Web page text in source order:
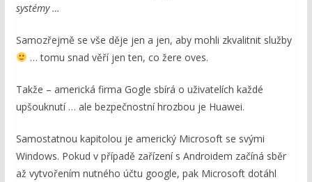
systémy …
Samozřejmě se vše děje jen a jen, aby mohli zkvalitnit služby
… tomu snad věří jen ten, co žere oves.
Takže – americká firma Gogle sbírá o uživatelích každé
upšouknutí … ale bezpečnostní hrozbou je Huawei.
Samostatnou kapitolou je americký Microsoft se svými
Windows. Pokud v případě zařízení s Androidem začíná sběr
až vytvořením nutného účtu google, pak Microsoft dotáhl